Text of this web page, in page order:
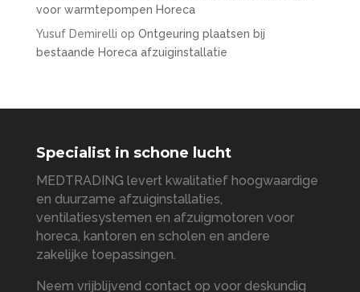
voor warmtepompen Horeca
Yusuf Demirelli op Ontgeuring plaatsen bij
bestaande Horeca afzuiginstallatie
Specialist in schone lucht
MEDTRADING levert kwalitatief hoogwaardige
en duurzame afzuiginstallaties,
ventilatiesystemen en afzuigmotoren voor
horeca, kantoren en scholen en andere
zakelijke toepassingen.
Neem vrijblijvend contact op voor deskundig